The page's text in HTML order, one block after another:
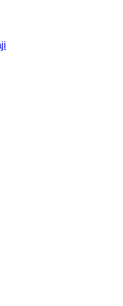
fotograf -